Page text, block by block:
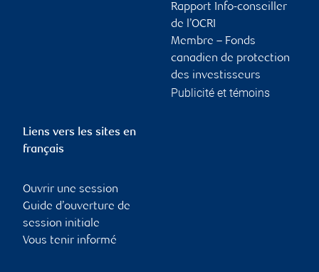
Rapport Info-conseiller
de l’OCRI
Membre – Fonds
canadien de protection
des investisseurs
Publicité et témoins
Liens vers les sites en
français
Ouvrir une session
Guide d’ouverture de
session initiale
Vous tenir informé